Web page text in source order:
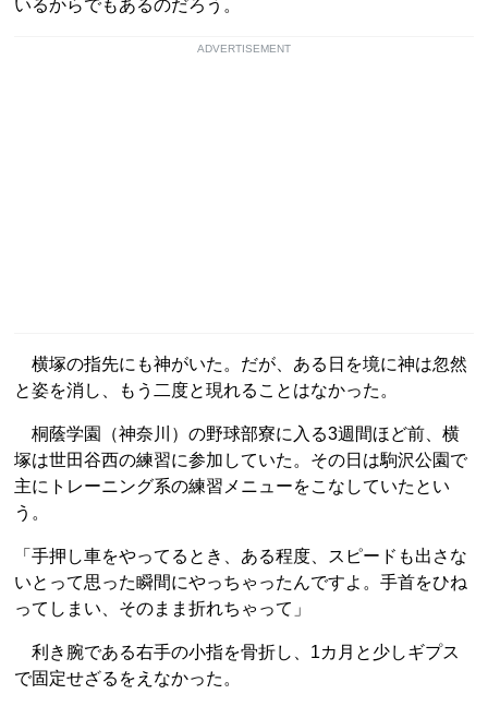
いるからでもあるのだろう。
ADVERTISEMENT
横塚の指先にも神がいた。だが、ある日を境に神は忽然
と姿を消し、もう二度と現れることはなかった。
桐蔭学園（神奈川）の野球部寮に入る3週間ほど前、横
塚は世田谷西の練習に参加していた。その日は駒沢公園で
主にトレーニング系の練習メニューをこなしていたとい
う。
「手押し車をやってるとき、ある程度、スピードも出さな
いとって思った瞬間にやっちゃったんですよ。手首をひね
ってしまい、そのまま折れちゃって」
利き腕である右手の小指を骨折し、1カ月と少しギプス
で固定せざるをえなかった。